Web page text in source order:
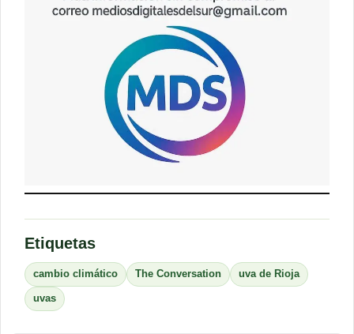
Etiquetas
cambio climático The Conversation uva de Rioja
uvas